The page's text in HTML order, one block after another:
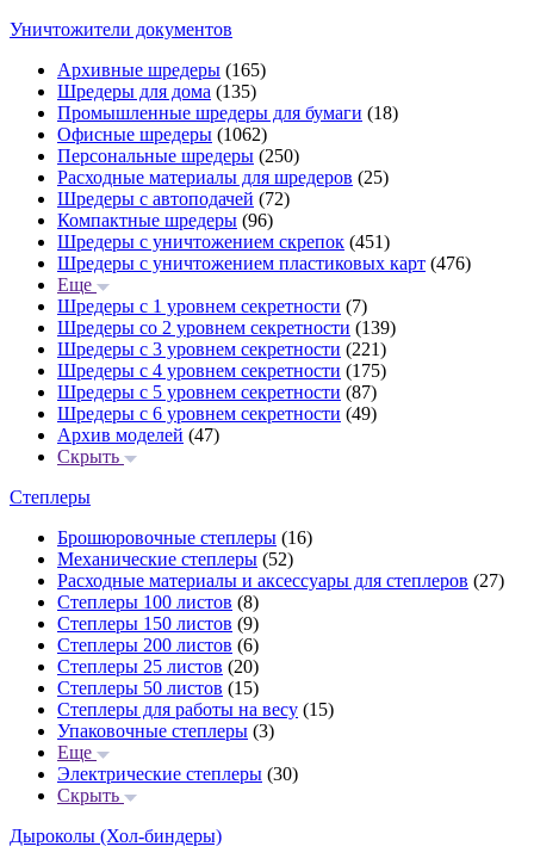
Уничтожители документов
Архивные шредеры (165)
Шредеры для дома (135)
Промышленные шредеры для бумаги (18)
Офисные шредеры (1062)
Персональные шредеры (250)
Расходные материалы для шредеров (25)
Шредеры с автоподачей (72)
Компактные шредеры (96)
Шредеры с уничтожением скрепок (451)
Шредеры с уничтожением пластиковых карт (476)
Еще
Шредеры с 1 уровнем секретности (7)
Шредеры со 2 уровнем секретности (139)
Шредеры с 3 уровнем секретности (221)
Шредеры с 4 уровнем секретности (175)
Шредеры с 5 уровнем секретности (87)
Шредеры с 6 уровнем секретности (49)
Архив моделей (47)
Скрыть
Степлеры
Брошюровочные степлеры (16)
Механические степлеры (52)
Расходные материалы и аксессуары для степлеров (27)
Степлеры 100 листов (8)
Степлеры 150 листов (9)
Степлеры 200 листов (6)
Степлеры 25 листов (20)
Степлеры 50 листов (15)
Степлеры для работы на весу (15)
Упаковочные степлеры (3)
Еще
Электрические степлеры (30)
Скрыть
Дыроколы (Хол-биндеры)